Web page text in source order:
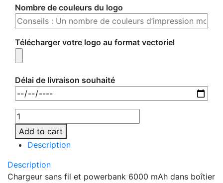
Nombre de couleurs du logo
Télécharger votre logo au format vectoriel
Délai de livraison souhaité
Add to cart
Description
Description
Chargeur sans fil et powerbank 6000 mAh dans boîtier